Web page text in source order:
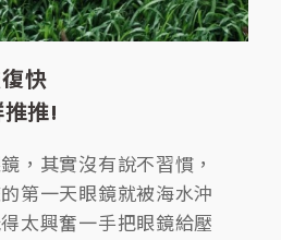
快
推!
，其實沒有說不習慣，
第一天眼鏡就被海水沖
太興奮一手把眼鏡給壓